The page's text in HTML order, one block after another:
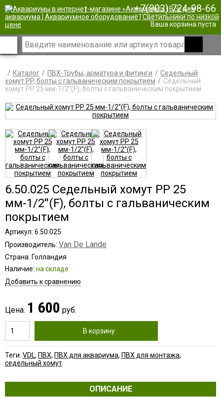
| +7(903) 724-98-66
Ваша корзина пуста
Каталог ПВХ-Трубы, арматура и фитинги
Седельный
хомут PP, болты с гальваническим покрытием
Седельный
хомут PP 25 мм-1/2''(F), болты с гальваническим покрытием
6.50.025 Седельный хомут PP 25
мм-1/2''(F), болты с гальваническим
покрытием
Артикул: 6.50.025
Производитель: Van De Lande
Страна: Голландия
Наличие: на складе
Добавить к сравнению
Цена: 1 600 руб.
В корзину
Теги: VDL, ПВХ, ПВХ для аквариума, ПВХ для монтажа,
седельный хомут
ОПИСАНИЕ